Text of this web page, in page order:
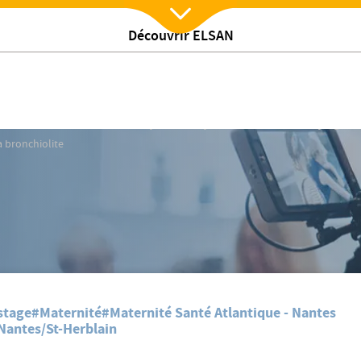
Découvrir ELSAN
Nx:Afficher menu
: 𝗺𝗶𝗲𝘂𝘅 𝗰𝗼𝗺𝗽𝗿𝗲𝗻𝗱𝗿𝗲 𝗽𝗼𝘂𝗿 𝗺𝗶𝗲𝘂𝘅
bronchiolite
#Maternité#Maternité Santé Atlantique - Nantes
St-Herblain